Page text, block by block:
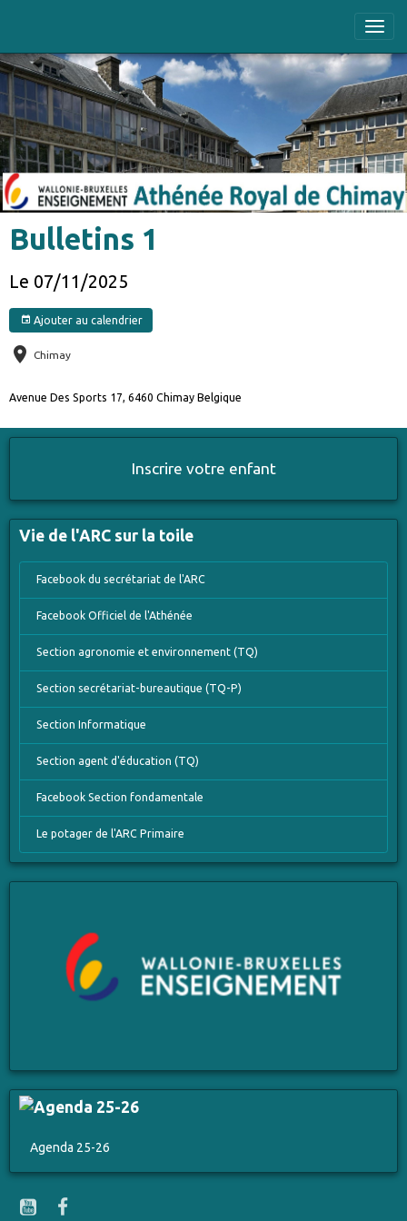
Bulletins 1
Le 07/11/2025
Ajouter au calendrier
Chimay
Avenue Des Sports 17, 6460 Chimay Belgique
Inscrire votre enfant
Vie de l'ARC sur la toile
Facebook du secrétariat de l'ARC
Facebook Officiel de l'Athénée
Section agronomie et environnement (TQ)
Section secrétariat-bureautique (TQ-P)
Section Informatique
Section agent d'éducation (TQ)
Facebook Section fondamentale
Le potager de l'ARC Primaire
Agenda 25-26